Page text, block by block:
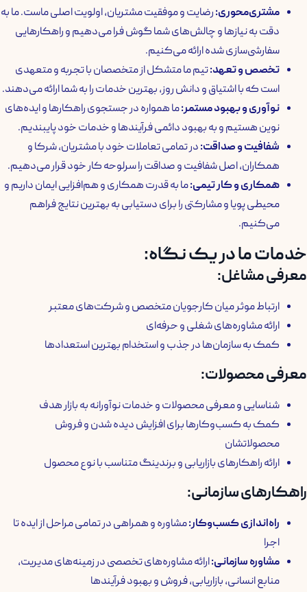
مشتری‌محوری:رضایت و موفقیت مشتریان، اولویت اصلی ماست. ما به
دقت به نیازها و چالش‌های شما گوش فرا می‌دهیم و راهکارهایی
سفارشی‌سازی شده ارائه می‌کنیم.
تخصصوتعهد:تیم ما متشکل از متخصصان با تجربه و متعهدی
است که با اشتیاق و دانش روز، بهترین خدمات را به شما ارائه می‌دهند.
نوآوری و بهبود مستمر:ما همواره در جستجوی راهکارها و ایده‌های
نوین هستیم و به بهبود دائمی فرآیندها و خدمات خود پایبندیم.
شفافیتوصداقت:در تمامی تعاملات خود با مشتریان، شرکا و
همکاران، اصل شفافیت و صداقت را سرلوحه کار خود قرار می‌دهیم.
همکاری و کار تیمی:ما به قدرت همکاری و هم‌افزایی ایمان داریم و
محیطی پویا و مشارکتی را برای دستیابی به بهترین نتایج فراهم
می‌کنیم.
خدمات ما در یک نگاه:
معرفی مشاغل:
ارتباط موثر میان کارجویان متخصص و شرکت‌های معتبر
ارائه مشاوره‌های شغلی و حرفه‌ای
کمک به سازمان‌ها در جذب و استخدام بهترین استعدادها
معرفی محصولات:
شناسایی و معرفی محصولات و خدمات نوآورانه به بازار هدف
کمک به کسب‌وکارها برای افزایش دیده شدن و فروش
محصولاتشان
ارائه راهکارهای بازاریابی و برندینگ متناسب با نوع محصول
راهکارهای سازمانی:
راه‌اندازی کسب‌وکار:مشاوره و همراهی در تمامی مراحل از ایده تا
اجرا
مشاوره سازمانی:ارائه مشاوره‌های تخصصی در زمینه‌های مدیریت،
منابع انسانی، بازاریابی، فروش و بهبود فرآیندها